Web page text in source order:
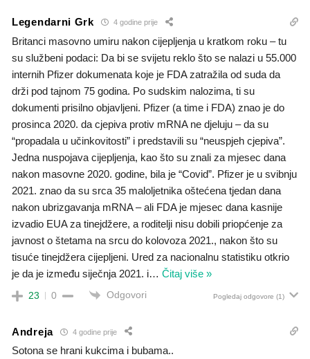
Legendarni Grk 4 godine prije
Britanci masovno umiru nakon cijepljenja u kratkom roku – tu
su službeni podaci: Da bi se svijetu reklo što se nalazi u 55.000
internih Pfizer dokumenata koje je FDA zatražila od suda da
drži pod tajnom 75 godina. Po sudskim nalozima, ti su
dokumenti prisilno objavljeni. Pfizer (a time i FDA) znao je do
prosinca 2020. da cjepiva protiv mRNA ne djeluju – da su
“propadala u učinkovitosti” i predstavili su “neuspjeh cjepiva”.
Jedna nuspojava cijepljenja, kao što su znali za mjesec dana
nakon masovne 2020. godine, bila je “Covid”. Pfizer je u svibnju
2021. znao da su srca 35 maloljetnika oštećena tjedan dana
nakon ubrizgavanja mRNA – ali FDA je mjesec dana kasnije
izvadio EUA za tinejdžere, a roditelji nisu dobili priopćenje za
javnost o štetama na srcu do kolovoza 2021., nakon što su
tisuće tinejdžera cijepljeni. Ured za nacionalnu statistiku otkrio
je da je između siječnja 2021. i… Čitaj više »
23 0 Odgovori Pogledaj odgovore (1)
Andreja 4 godine prije
Sotona se hrani kukcima i bubama..